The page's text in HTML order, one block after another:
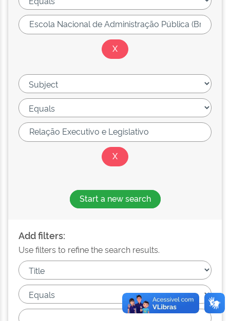
Start a new search
Add filters:
Use filters to refine the search results.